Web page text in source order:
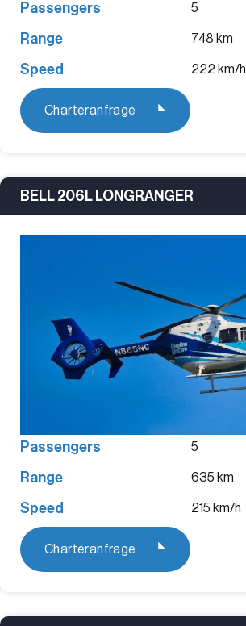
Passengers 5
Range 748 km
Speed 222 km/h
Charteranfrage
BELL 206L LONGRANGER
Passengers 5
Range 635 km
Speed 215 km/h
Charteranfrage